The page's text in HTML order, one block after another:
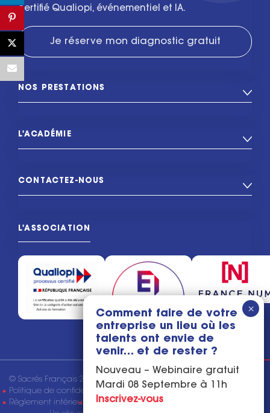
certifié Qualiopi, événementiel et IA.
Je réserve mon diagnostic gratuit
NOS PRESTATIONS
L'ACADÉMIE
CONTACTEZ-NOUS
L'ASSOCIATION
© Sacrés Français 2026 Mentions légales
Politique de confidentialité
Conditions générales de vente
Règlement intérieur
Tous droits réservés
Comment faire de votre
entreprise un lieu où les
talents ont envie de
venir… et de rester ?
Nouveau – Webinaire gratuit
Mardi 08 Septembre à 11h
Inscrivez-vous